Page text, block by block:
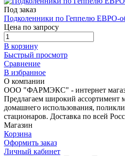
Под заказ
Подколенники по Геппелю ЕВРО-
Цена по запросу
В корзину
Быстрый просмотр
Сравнение
В избранное
О компании
ООО "ФАРМЭКС" - интернет
Предлагаем широкий ассортимент
домашнего использования,
стационаров. Доставка по всей
Магазин
Корзина
Оформить заказ
Личный кабинет